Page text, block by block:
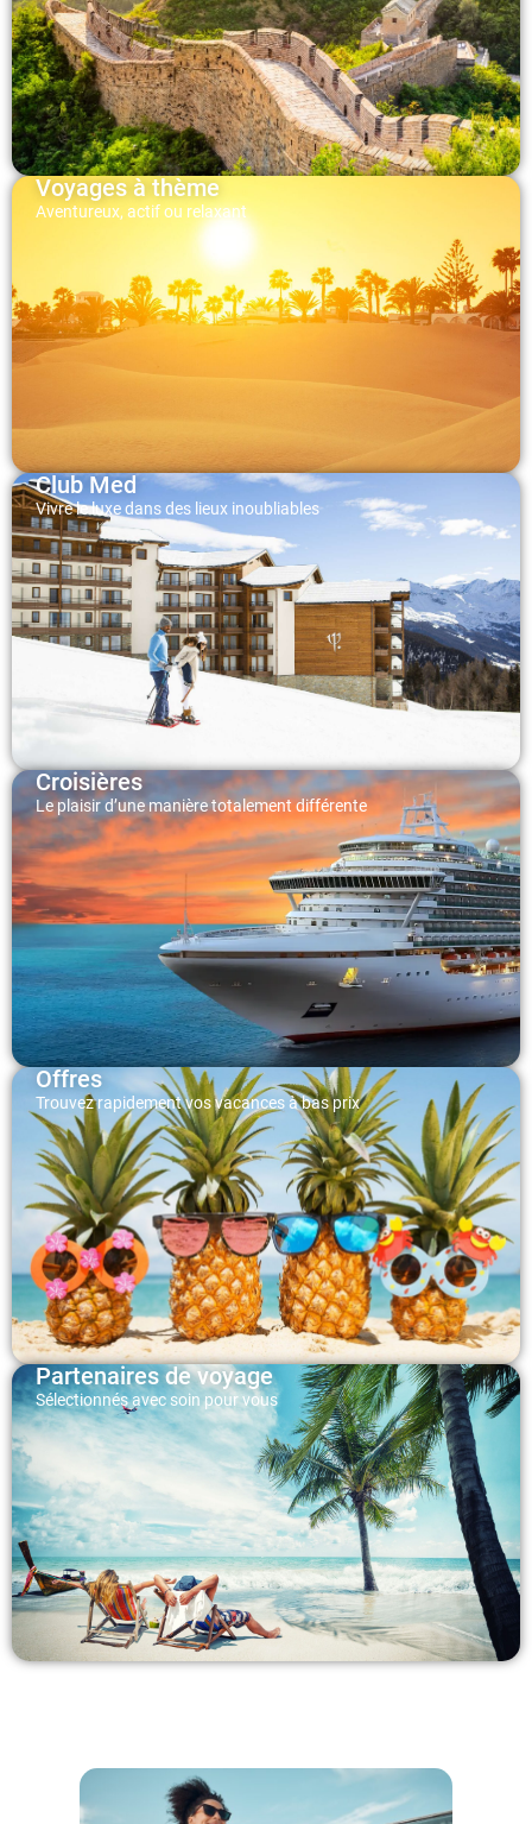
Voyages à thème
Aventureux, actif ou relaxant
Club Med
Vivre le luxe dans des lieux inoubliables
Croisières
Le plaisir d’une manière totalement différente
Offres
Trouvez rapidement vos vacances à bas prix
Partenaires de voyage
Sélectionnés avec soin pour vous